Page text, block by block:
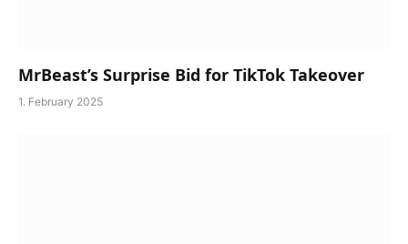
MrBeast’s Surprise Bid for TikTok Takeover
1. February 2025